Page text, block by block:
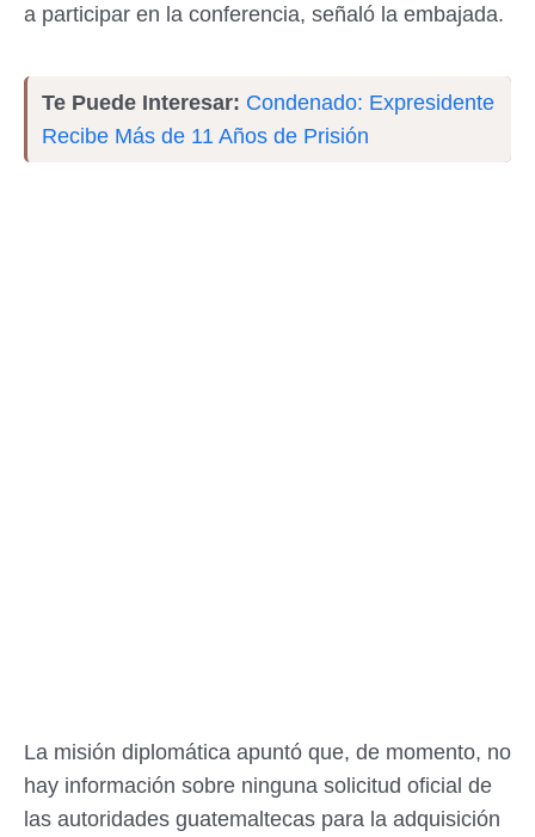
a participar en la conferencia, señaló la embajada.
Te Puede Interesar: Condenado: Expresidente
Recibe Más de 11 Años de Prisión
La misión diplomática apuntó que, de momento, no
hay información sobre ninguna solicitud oficial de
las autoridades guatemaltecas para la adquisición